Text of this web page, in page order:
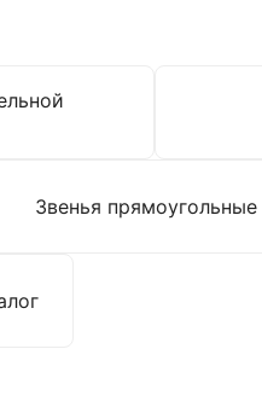
Звенья прямоугольные